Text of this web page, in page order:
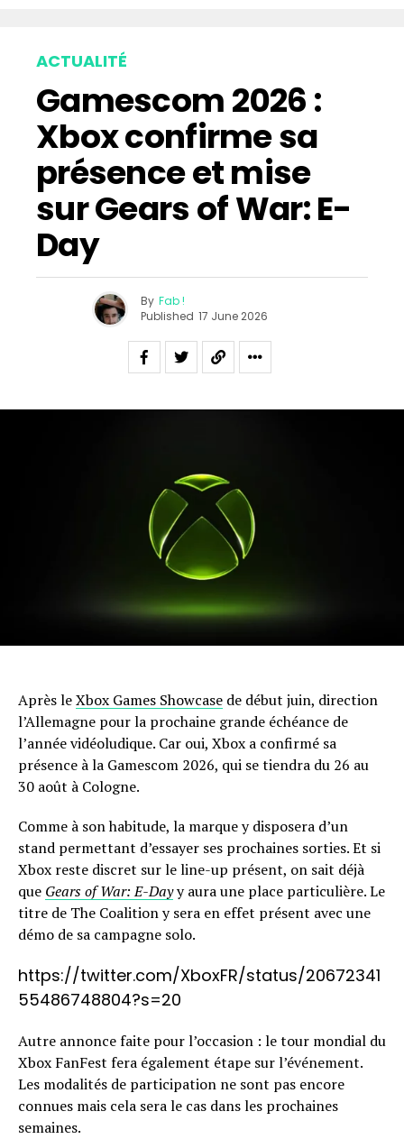
ACTUALITÉ
Gamescom 2026 :
Xbox confirme sa
présence et mise
sur Gears of War: E-
Day
By Fab !
Published 17 June 2026
Après leXbox Games Showcase de début juin, direction
l’Allemagne pour la prochaine grande échéance de
l’année vidéoludique. Car oui, Xbox a confirmé sa
présence à la Gamescom 2026, qui se tiendra du 26 au
30 août à Cologne.
Comme à son habitude, la marque y disposera d’un
stand permettant d’essayer ses prochaines sorties. Et si
Xbox reste discret sur le line-up présent, on sait déjà
que Gears of War: E-Dayy aura une place particulière. Le
titre de The Coalition y sera en effet présent avec une
démo de sa campagne solo.
https://twitter.com/XboxFR/status/20672341
55486748804?s=20
Autre annonce faite pour l’occasion : le tour mondial du
Xbox FanFest fera également étape sur l’événement.
Les modalités de participation ne sont pas encore
connues mais cela sera le cas dans les prochaines
semaines.